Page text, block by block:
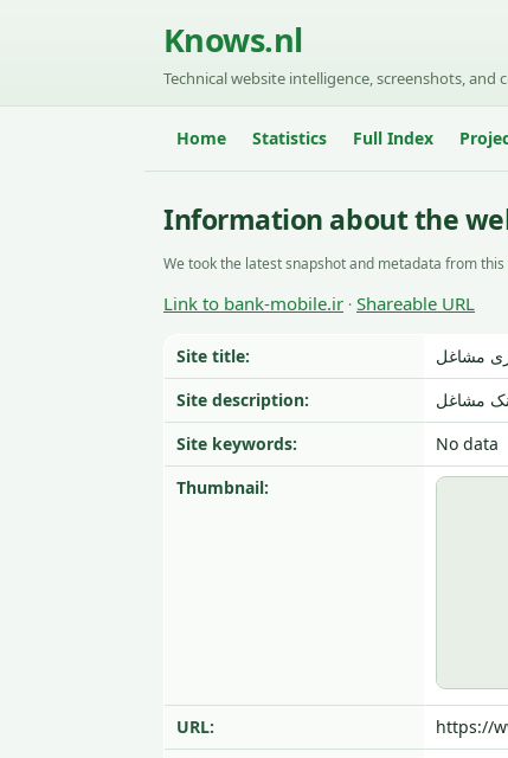
Knows.nl
Technical website intelligence, screenshots, and
Home Statistics Full Index
Information about the
We took the latest snapshot and metadata from
Link to bank-mobile.ir · Shareable URL
Site title:
مشاغل
Site description:
Site keywords:
No data
Thumbnail:
URL:
https://